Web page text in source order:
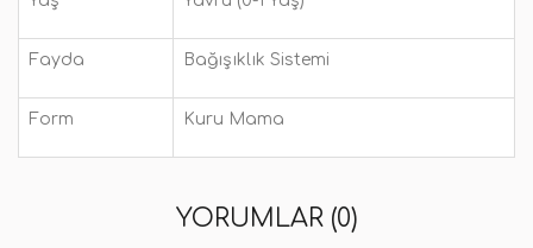
Fayda Bağışıklık Sistemi
Form Kuru Mama
YORUMLAR (0)